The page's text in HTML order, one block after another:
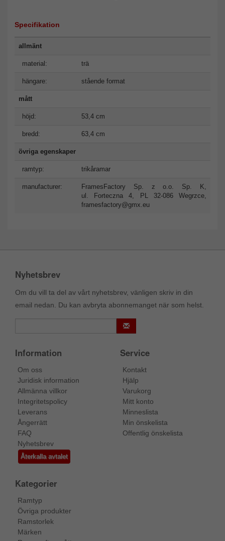
Specifikation
allmänt
material: trä
hängare: stående format
mått
höjd: 53,4 cm
bredd: 63,4 cm
övriga egenskaper
ramtyp: trikåramar
manufacturer:
FramesFactory Sp. z o.o. Sp. K,
ul. Forteczna 4, PL 32-086 Wegrzce,
framesfactory@gmx.eu
Nyhetsbrev
Om du vill ta del av vårt nyhetsbrev, vänligen skriv in din
email nedan. Du kan avbryta abonnemanget när som helst.
Information
Om oss
Juridisk information
Allmänna villkor
Integritetspolicy
Leverans
Ångerrätt
FAQ
Nyhetsbrev
Återkalla avtalet
Service
Kontakt
Hjälp
Varukorg
Mitt konto
Minneslista
Min önskelista
Offentlig önskelista
Kategorier
Ramtyp
Övriga produkter
Ramstorlek
Märken